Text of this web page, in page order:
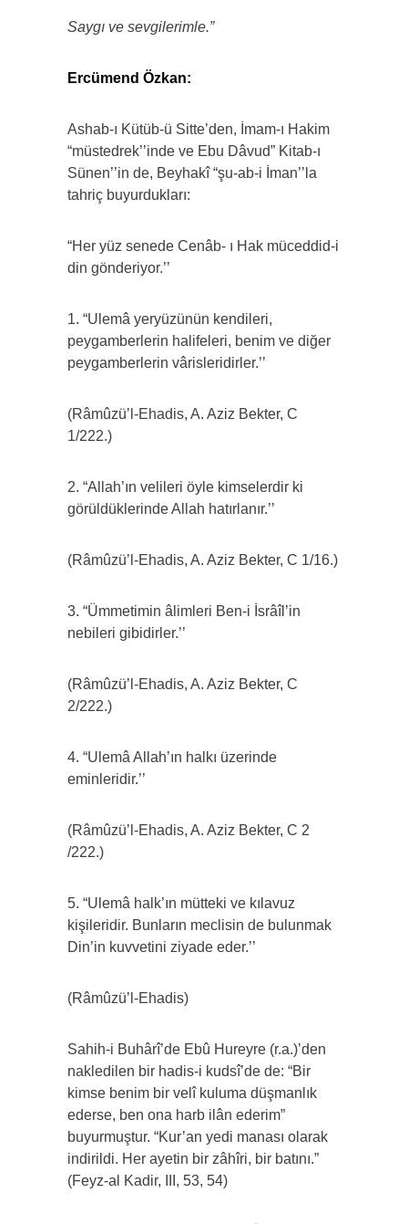
Saygı ve sevgilerimle.”
Ercümend Özkan:
Ashab-ı Kütüb-ü Sitte’den, İmam-ı Hakim
“müstedrek’’inde ve Ebu Dâvud” Kitab-ı
Sünen’’in de, Beyhakî “şu-ab-i İman’’la
tahriç buyurdukları:
“Her yüz senede Cenâb- ı Hak müceddid-i
din gönderiyor.’’
1. “Ulemâ yeryüzünün kendileri,
peygamberlerin halifeleri, benim ve diğer
peygamberlerin vârisleridirler.’’
(Râmûzü’l-Ehadis, A. Aziz Bekter, C
1/222.)
2. “Allah’ın velileri öyle kimselerdir ki
görüldüklerinde Allah hatırlanır.’’
(Râmûzü’l-Ehadis, A. Aziz Bekter, C 1/16.)
3. “Ümmetimin âlimleri Ben-i İsrâîl’in
nebileri gibidirler.’’
(Râmûzü’l-Ehadis, A. Aziz Bekter, C
2/222.)
4. “Ulemâ Allah’ın halkı üzerinde
eminleridir.’’
(Râmûzü’l-Ehadis, A. Aziz Bekter, C 2
/222.)
5. “Ulemâ halk’ın mütteki ve kılavuz
kişileridir. Bunların meclisin de bulunmak
Din’in kuvvetini ziyade eder.’’
(Râmûzü’l-Ehadis)
Sahih-i Buhârî’de Ebû Hureyre (r.a.)’den
nakledilen bir hadis-i kudsî’de de: “Bir
kimse benim bir velî kuluma düşmanlık
ederse, ben ona harb ilân ederim”
buyurmuştur. “Kur’an yedi manası olarak
indirildi. Her ayetin bir zâhîri, bir batını.”
(Feyz-al Kadir, III, 53, 54)